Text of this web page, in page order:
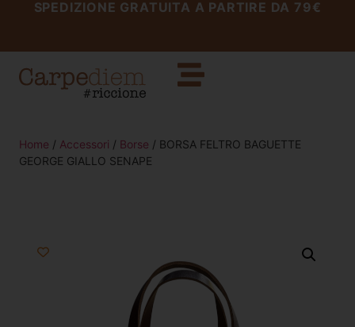
SPEDIZIONE GRATUITA A PARTIRE DA 79€
Home / Accessori / Borse / BORSA FELTRO BAGUETTE
GEORGE GIALLO SENAPE